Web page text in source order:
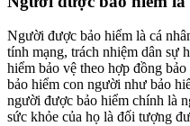
Người được bảo hiểm là cá
tính mạng, trách nhiệm dân sự
hiểm bảo vệ theo hợp đồng
bảo hiểm con người như bảo
người được bảo hiểm chính là
sức khỏe của họ là đối tượng